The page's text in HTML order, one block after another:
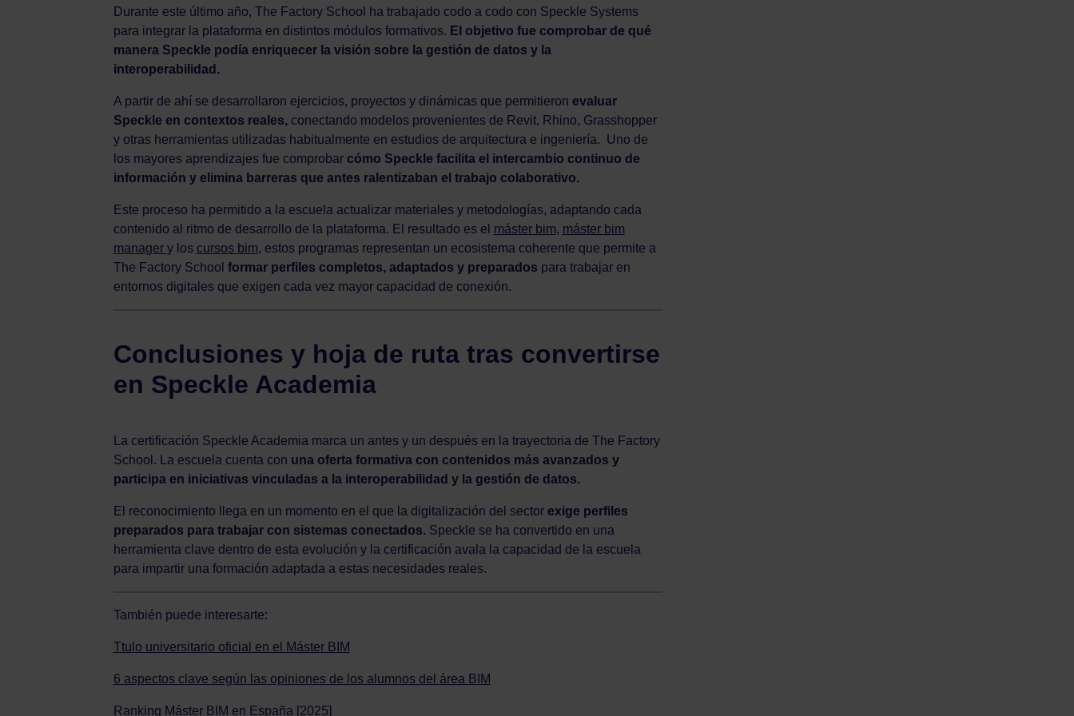
Durante este último año, The Factory School ha trabajado codo a codo con Speckle Systems
para integrar la plataforma en distintos módulos formativos. El objetivo fue comprobar de qué
manera Speckle podía enriquecer la visión sobre la gestión de datos y la
interoperabilidad.
A partir de ahí se desarrollaron ejercicios, proyectos y dinámicas que permitieron evaluar
Speckle en contextos reales, conectando modelos provenientes de Revit, Rhino, Grasshopper
y otras herramientas utilizadas habitualmente en estudios de arquitectura e ingeniería. Uno de
los mayores aprendizajes fue comprobar cómo Speckle facilita el intercambio continuo de
información y elimina barreras que antes ralentizaban el trabajo colaborativo.
Este proceso ha permitido a la escuela actualizar materiales y metodologías, adaptando cada
contenido al ritmo de desarrollo de la plataforma. El resultado es el máster bim, máster bim
manager y los cursos bim, estos programas representan un ecosistema coherente que permite a
The Factory School formar perfiles completos, adaptados y preparados para trabajar en
entornos digitales que exigen cada vez mayor capacidad de conexión.
Conclusiones y hoja de ruta tras convertirse
en Speckle Academia
La certificación Speckle Academia marca un antes y un después en la trayectoria de The Factory
School. La escuela cuenta con una oferta formativa con contenidos más avanzados y
participa en iniciativas vinculadas a la interoperabilidad y la gestión de datos.
El reconocimiento llega en un momento en el que la digitalización del sectorexige perfiles
preparados para trabajar con sistemas conectados. Speckle se ha convertido en una
herramienta clave dentro de esta evolución y la certificación avala la capacidad de la escuela
para impartir una formación adaptada a estas necesidades reales.
También puede interesarte:
Ttulo universitario oficial en el Máster BIM
6 aspectos clave según las opiniones de los alumnos del área BIM
Ranking Máster BIM en España [2025]